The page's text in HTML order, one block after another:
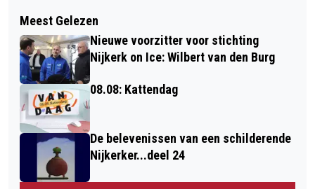
GOEDE OMSTANDIGHEDEN VOOR DE
RUN BIKE RUN, EDITIE NIJKERK
SPARTA NIJKERK VR1 WINT DERBY
VAN SDC PUTTEN VR1
Meest Gelezen
Nieuwe voorzitter voor stichting
Nijkerk on Ice: Wilbert van den Burg
08.08: Kattendag
De belevenissen van een schilderende
Nijkerker...deel 24